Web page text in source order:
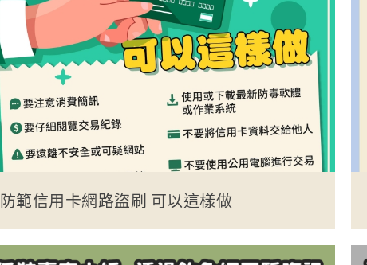
防範信用卡網路盜刷 可以這樣做